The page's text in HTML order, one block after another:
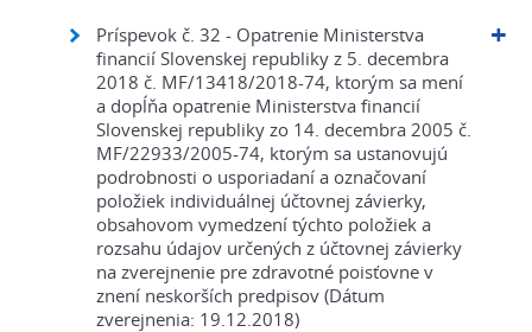
Príspevok č. 32 - Opatrenie Ministerstva
financií Slovenskej republiky z 5. decembra
2018 č. MF/13418/2018-74, ktorým sa mení
a dopĺňa opatrenie Ministerstva financií
Slovenskej republiky zo 14. decembra 2005 č.
MF/22933/2005-74, ktorým sa ustanovujú
podrobnosti o usporiadaní a označovaní
položiek individuálnej účtovnej závierky,
obsahovom vymedzení týchto položiek a
rozsahu údajov určených z účtovnej závierky
na zverejnenie pre zdravotné poisťovne v
znení neskorších predpisov (Dátum
zverejnenia: 19.12.2018)